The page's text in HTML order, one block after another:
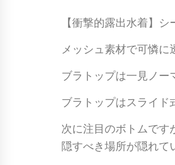
【衝撃的露出水着】
メッシュ素材で可憐
ブラトップは一見ノー
ブラトップはスライド
次に注目のボトムです
隠すべき場所が隠れて